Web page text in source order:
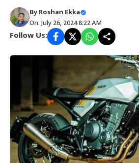
By Roshan Ekka
On: July 26, 2024 8:22 AM
Follow Us: